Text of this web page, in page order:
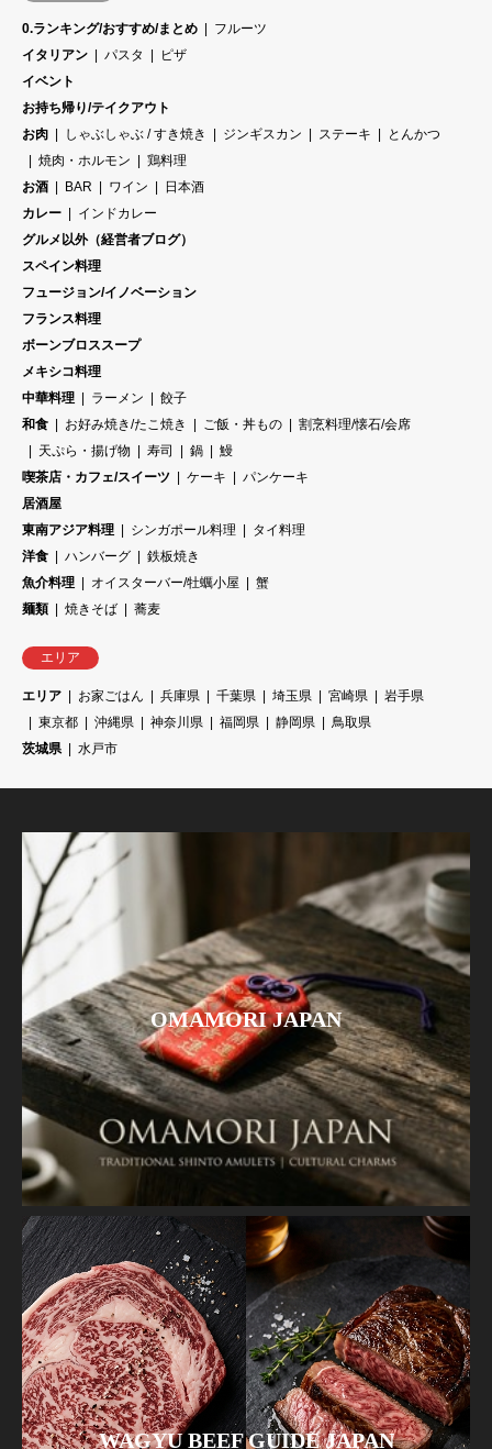
0.ランキング/おすすめ/まとめ
フルーツ
イタリアン
パスタ
ピザ
イベント
お持ち帰り/テイクアウト
お肉
しゃぶしゃぶ / すき焼き ジンギスカン ステーキ
とんかつ
焼肉・ホルモン
鶏料理
お酒
BAR ワイン
日本酒
カレー
インドカレー
グルメ以外（経営者ブログ）
スペイン料理
フュージョン/イノベーション
フランス料理
ボーンブロススープ
メキシコ料理
中華料理
ラーメン
餃子
和食
お好み焼き/たこ焼き ご飯・丼もの
割烹料理/懐石/会席
天ぷら・揚げ物
寿司 鍋
鰻
喫茶店・カフェ/スイーツ
ケーキ
パンケーキ
居酒屋
東南アジア料理
シンガポール料理
タイ料理
洋食
ハンバーグ
鉄板焼き
魚介料理
オイスターバー/牡蠣小屋
蟹
麺類
焼きそば 蕎麦
エリア
エリア お家ごはん 兵庫県 千葉県 埼玉県 宮崎県
岩手県
東京都
沖縄県 神奈川県 福岡県 静岡県
鳥取県
茨城県
水戸市
OMAMORI JAPAN
WAGYU BEEF GUIDE JAPAN